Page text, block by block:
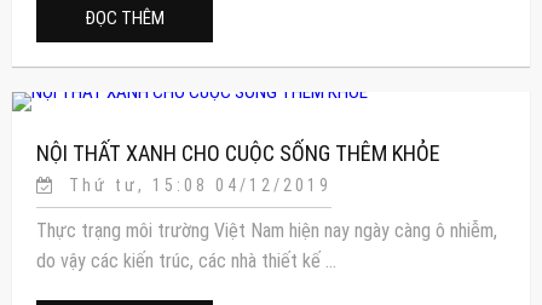
ĐỌC THÊM
NỘI THẤT XANH CHO CUỘC SỐNG THÊM KHỎE
Thứ tư, 15:08 04/12/2019
Thực trạng môi trường Việt Nam hiện nay ngày càng ô nhiễm,
do vậy các kiến trúc, các nhà thiết kế ...